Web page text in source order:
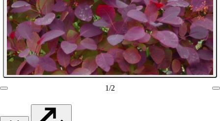
1/2